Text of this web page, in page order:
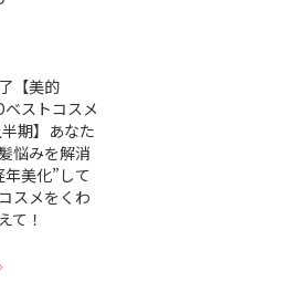
【美的
ベストコスメ
期】あなた
悩みを解消
年美化”して
スメをくわ
て！